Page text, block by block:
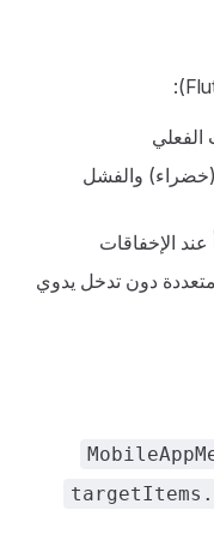
(خضراء) والفشل
الإخفاقات